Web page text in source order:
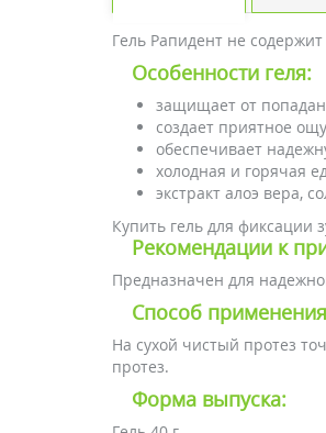
Гель Рапидент не
Особенности геля:
защищает от
создает приятное
обеспечивает
холодная и горячая
экстракт алоэ вера,
Купить гель для фиксации
Рекомендации к
Предназначен для
Способ
На сухой чистый протез
протез.
Форма выпуска: